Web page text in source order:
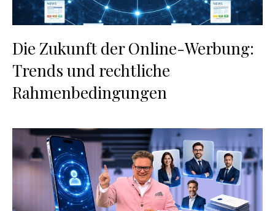
Die Zukunft der Online-Werbung:
Trends und rechtliche
Rahmenbedingungen